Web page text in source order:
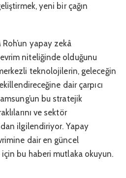
yeni bir çağın
yapay zekâ
niteliğinde olduğunu
teknolojilerin, geleceğin
dair çarpıcı
bu stratejik
ve sektör
ilgilendiriyor. Yapay
dair en güncel
için bu haberi mutlaka okuyun.